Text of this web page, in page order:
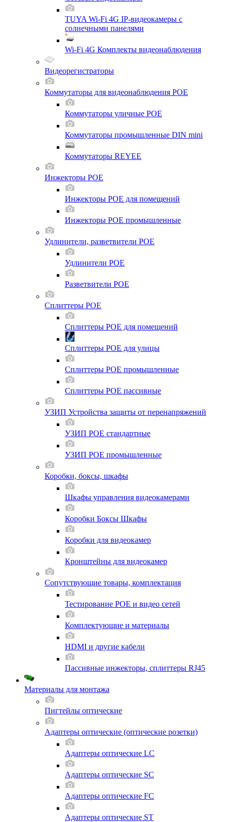
TUYA Wi-Fi 4G IP-видеокамеры с
солнечными панелями
Wi-Fi 4G Комплекты видеонаблюдения
Видеорегистраторы
Коммутаторы для видеонаблюдения POE
Коммутаторы уличные POE
Коммутаторы промышленные DIN mini
Коммутаторы REYEE
Инжекторы POE
Инжекторы POE для помещений
Инжекторы POE промышленные
Удлинители, разветвители POE
Удлинители POE
Разветвители POE
Сплиттеры POE
Сплиттеры POE для помещений
Сплиттеры POE для улицы
Сплиттеры POE промышленные
Сплиттеры POE пассивные
УЗИП Устройства защиты от перенапряжений
УЗИП POE стандартные
УЗИП POE промышленные
Коробки, боксы, шкафы
Шкафы управления видеокамерами
Коробки Боксы Шкафы
Коробки для видеокамер
Кронштейны для видеокамер
Сопутствующие товары, комплектация
Тестирование POE и видео сетей
Комплектующие и материалы
HDMI и другие кабели
Пассивные инжекторы, сплиттеры RJ45
Материалы для монтажа
Пигтейлы оптические
Адаптеры оптические (оптические розетки)
Адаптеры оптические LC
Адаптеры оптические SC
Адаптеры оптические FC
Адаптеры оптические ST